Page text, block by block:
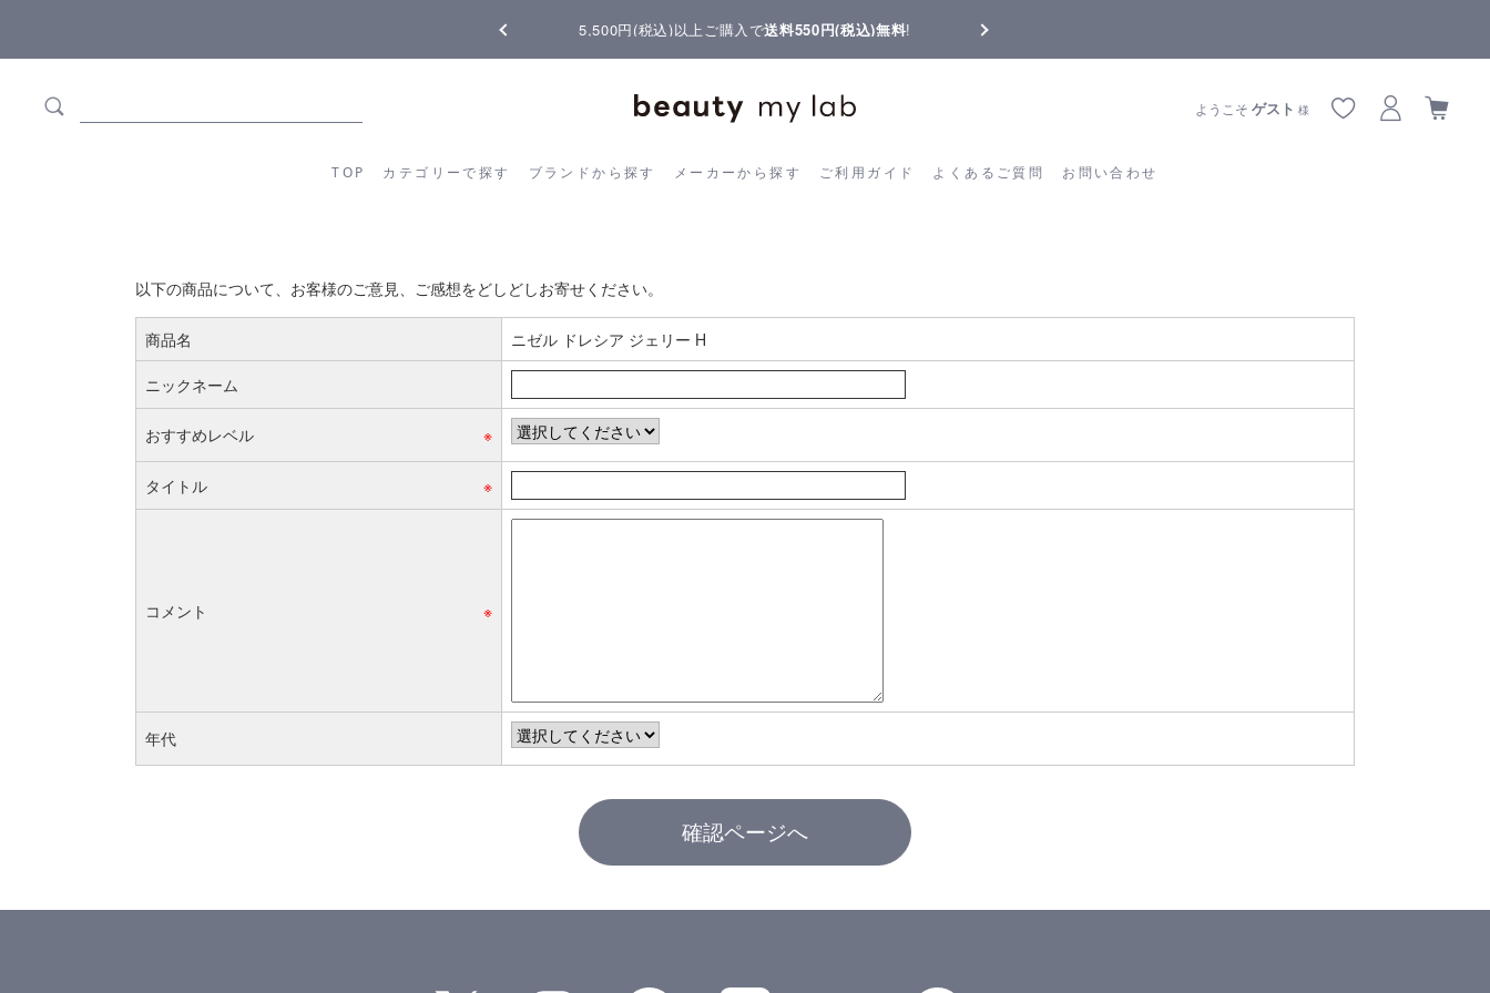
5,500円(税込)以上ご購入で送料550円(税込)無料!
TOP カテゴリーで探す ブランドから探す メーカーから探す ご利用ガイド よくあるご質問 お問い合わせ
ようこそゲスト 様
カテゴリーから探す ブランドから探す メーカーから探す ご利用ガイド よくあるご質問
以下の商品について、お客様のご意見、ご感想をどしどしお寄せください。
商品名 ニゼル ドレシア ジェリー H
ニックネーム
おすすめレベル ※
タイトル ※
コメント ※
年代